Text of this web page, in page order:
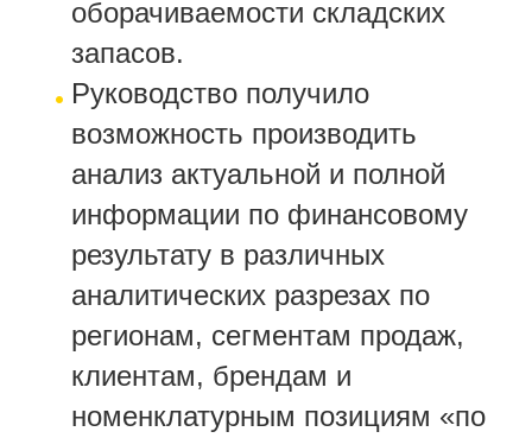
оборачиваемости складских
запасов.
Руководство получило
возможность производить
анализ актуальной и полной
информации по финансовому
результату в различных
аналитических разрезах по
регионам, сегментам продаж,
клиентам, брендам и
номенклатурным позициям «по